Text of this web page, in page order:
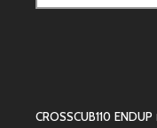
索:
CROSSCUB110 ENDUP